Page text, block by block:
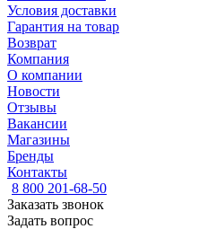
Условия доставки
Гарантия на товар
Возврат
Компания
О компании
Новости
Отзывы
Вакансии
Магазины
Бренды
Контакты
8 800 201-68-50
Заказать звонок
Задать вопрос